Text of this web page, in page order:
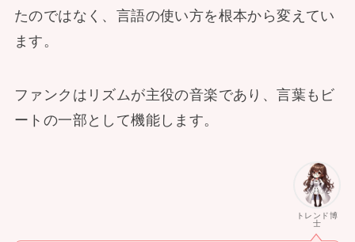
たのではなく、言語の使い方を根本から変えてい
ます。
ファンクはリズムが主役の音楽であり、言葉もビ
ートの一部として機能します。
トレンド博
士